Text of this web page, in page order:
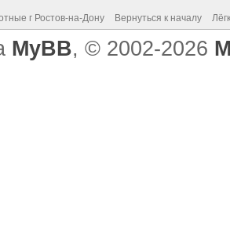
г Ростов-на-Дону Вернуться к началу
MyBB, © 2002-2026